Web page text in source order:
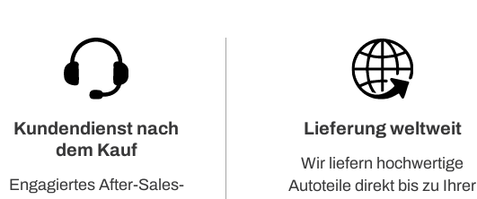
Kundendienst nach
dem Kauf
Engagiertes After-Sales-
Lieferung weltweit
Wir liefern hochwertige
Autoteile direkt bis zu Ihrer